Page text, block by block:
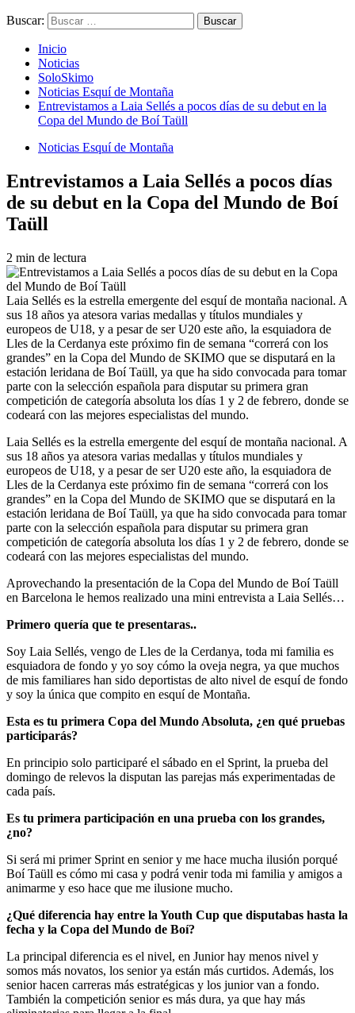
Buscar:
Inicio
Noticias
SoloSkimo
Noticias Esquí de Montaña
Entrevistamos a Laia Sellés a pocos días de su debut en la
Copa del Mundo de Boí Taüll
Noticias Esquí de Montaña
Entrevistamos a Laia Sellés a pocos días
de su debut en la Copa del Mundo de Boí
Taüll
2 min de lectura
Laia Sellés es la estrella emergente del esquí de montaña nacional. A
sus 18 años ya atesora varias medallas y títulos mundiales y
europeos de U18, y a pesar de ser U20 este año, la esquiadora de
Lles de la Cerdanya este próximo fin de semana “correrá con los
grandes” en la Copa del Mundo de SKIMO que se disputará en la
estación leridana de Boí Taüll, ya que ha sido convocada para tomar
parte con la selección española para disputar su primera gran
competición de categoría absoluta los días 1 y 2 de febrero, donde se
codeará con las mejores especialistas del mundo.
Laia Sellés es la estrella emergente del esquí de montaña nacional. A
sus 18 años ya atesora varias medallas y títulos mundiales y
europeos de U18, y a pesar de ser U20 este año, la esquiadora de
Lles de la Cerdanya este próximo fin de semana “correrá con los
grandes” en la Copa del Mundo de SKIMO que se disputará en la
estación leridana de Boí Taüll, ya que ha sido convocada para tomar
parte con la selección española para disputar su primera gran
competición de categoría absoluta los días 1 y 2 de febrero, donde se
codeará con las mejores especialistas del mundo.
Aprovechando la presentación de la Copa del Mundo de Boí Taüll
en Barcelona le hemos realizado una mini entrevista a Laia Sellés…
Primero quería que te presentaras..
Soy Laia Sellés, vengo de Lles de la Cerdanya, toda mi familia es
esquiadora de fondo y yo soy cómo la oveja negra, ya que muchos
de mis familiares han sido deportistas de alto nivel de esquí de fondo
y soy la única que compito en esquí de Montaña.
Esta es tu primera Copa del Mundo Absoluta, ¿en qué pruebas
participarás?
En principio solo participaré el sábado en el Sprint, la prueba del
domingo de relevos la disputan las parejas más experimentadas de
cada país.
Es tu primera participación en una prueba con los grandes,
¿no?
Si será mi primer Sprint en senior y me hace mucha ilusión porqué
Boí Taüll es cómo mi casa y podrá venir toda mi familia y amigos a
animarme y eso hace que me ilusione mucho.
¿Qué diferencia hay entre la Youth Cup que disputabas hasta la
fecha y la Copa del Mundo de Boí?
La principal diferencia es el nivel, en Junior hay menos nivel y
somos más novatos, los senior ya están más curtidos. Además, los
senior hacen carreras más estratégicas y los junior van a fondo.
También la competición senior es más dura, ya que hay más